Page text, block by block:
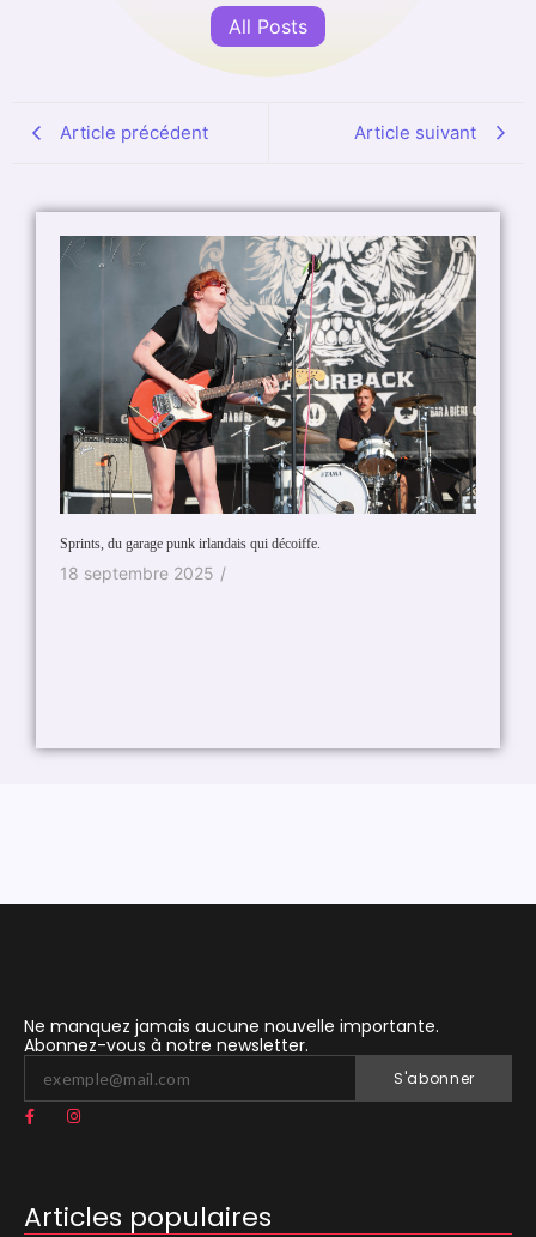
All Posts
Article précédent Article suivant
Sprints, du garage punk irlandais qui décoiffe.
18 septembre 2025 /
Ne manquez jamais aucune nouvelle importante.
Abonnez-vous à notre newsletter.
S'abonner
Articles populaires